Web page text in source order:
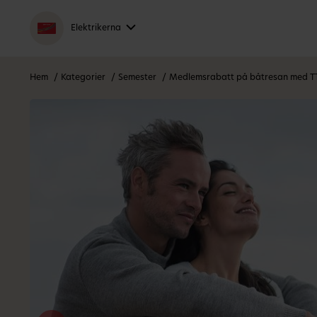
Elektrikerna
Hem Kategorier Semester